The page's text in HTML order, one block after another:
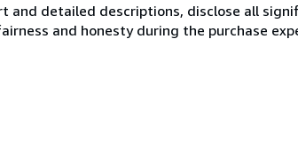
and detailed descriptions, disclose all
and honesty during the purchase